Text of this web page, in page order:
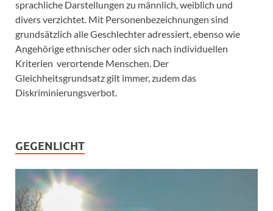
sprachliche Darstellungen zu männlich, weiblich und
divers verzichtet. Mit Personenbezeichnungen sind
grundsätzlich alle Geschlechter adressiert, ebenso wie
Angehörige ethnischer oder sich nach individuellen
Kriterien verortende Menschen. Der
Gleichheitsgrundsatz gilt immer, zudem das
Diskriminierungsverbot.
GEGENLICHT